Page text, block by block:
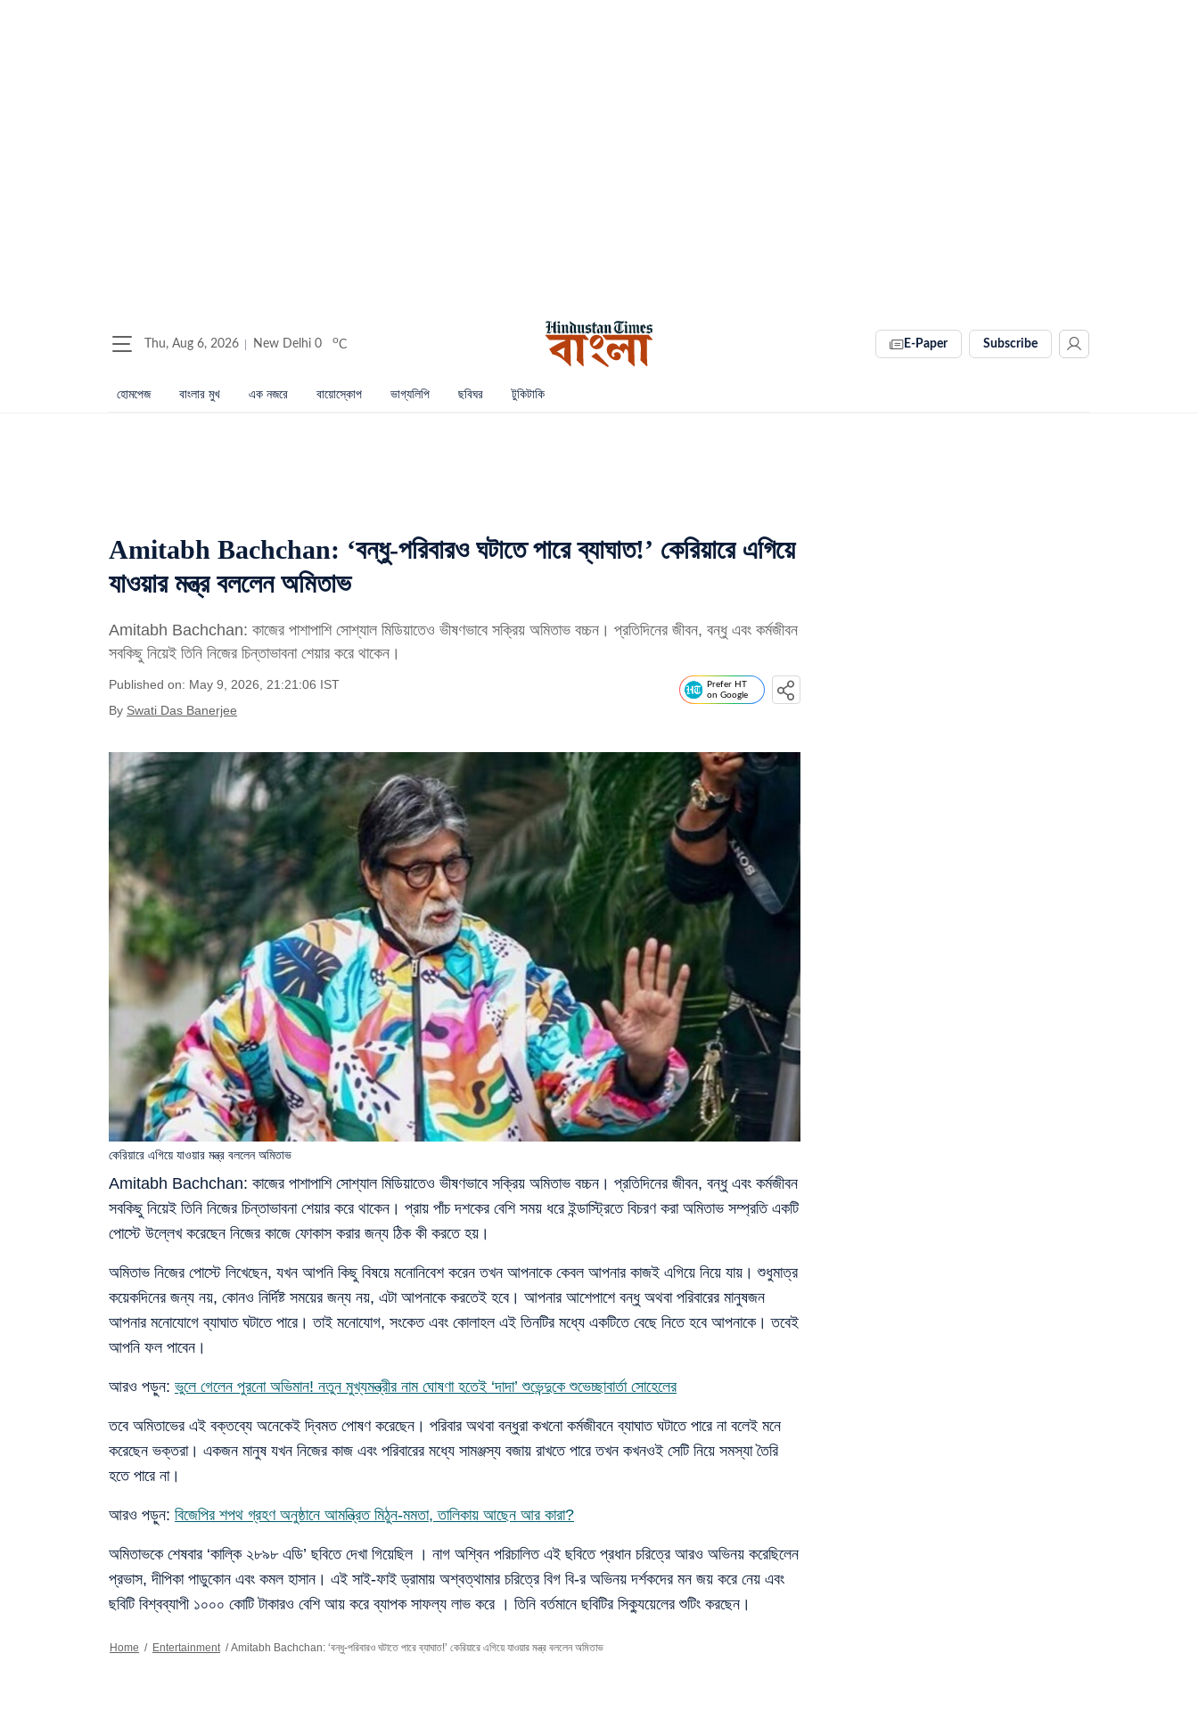
Thu, Aug 6, 2026 New Delhi 0 oC E-Paper Subscribe
হোমপেজ বাংলার মুখ এক নজরে বায়োস্কোপ ভাগ্যলিপি ছবিঘর টুকিটাকি
Amitabh Bachchan: ‘বন্ধু-পরিবারও ঘটাতে পারে ব্যাঘাত!’ কেরিয়ারে এগিয়ে
যাওয়ার মন্ত্র বললেন অমিতাভ
Amitabh Bachchan: কাজের পাশাপাশি সোশ্যাল মিডিয়াতেও ভীষণভাবে সক্রিয় অমিতাভ বচ্চন। প্রতিদিনের জীবন, বন্ধু এবং কর্মজীবন
সবকিছু নিয়েই তিনি নিজের চিন্তাভাবনা শেয়ার করে থাকেন।
Published on: May 9, 2026, 21:21:06 IST
By Swati Das Banerjee
Prefer HT
on Google
Amitabh Bachchan: কাজের পাশাপাশি সোশ্যাল মিডিয়াতেও ভীষণভাবে সক্রিয় অমিতাভ বচ্চন। প্রতিদিনের জীবন, বন্ধু এবং কর্মজীবন
সবকিছু নিয়েই তিনি নিজের চিন্তাভাবনা শেয়ার করে থাকেন। প্রায় পাঁচ দশকের বেশি সময় ধরে ইন্ডাস্ট্রিতে বিচরণ করা অমিতাভ সম্প্রতি একটি
পোস্টে উল্লেখ করেছেন নিজের কাজে ফোকাস করার জন্য ঠিক কী করতে হয়।
কেরিয়ারে এগিয়ে যাওয়ার মন্ত্র বললেন অমিতাভ
অমিতাভ নিজের পোস্টে লিখেছেন, যখন আপনি কিছু বিষয়ে মনোনিবেশ করেন তখন আপনাকে কেবল আপনার কাজই এগিয়ে নিয়ে যায়। শুধুমাত্র
কয়েকদিনের জন্য নয়, কোনও নির্দিষ্ট সময়ের জন্য নয়, এটা আপনাকে করতেই হবে। আপনার আশেপাশে বন্ধু অথবা পরিবারের মানুষজন
আপনার মনোযোগে ব্যাঘাত ঘটাতে পারে। তাই মনোযোগ, সংকেত এবং কোলাহল এই তিনটির মধ্যে একটিতে বেছে নিতে হবে আপনাকে। তবেই
আপনি ফল পাবেন।
আরও পড়ুন: ভুলে গেলেন পুরনো অভিমান! নতুন মুখ্যমন্ত্রীর নাম ঘোষণা হতেই ‘দাদা’ শুভেন্দুকে শুভেচ্ছাবার্তা সোহেলের
তবে অমিতাভের এই বক্তব্যে অনেকেই দ্বিমত পোষণ করেছেন। পরিবার অথবা বন্ধুরা কখনো কর্মজীবনে ব্যাঘাত ঘটাতে পারে না বলেই মনে
করেছেন ভক্তরা। একজন মানুষ যখন নিজের কাজ এবং পরিবারের মধ্যে সামঞ্জস্য বজায় রাখতে পারে তখন কখনওই সেটি নিয়ে সমস্যা তৈরি
হতে পারে না।
আরও পড়ুন: বিজেপির শপথ গ্রহণ অনুষ্ঠানে আমন্ত্রিত মিঠুন-মমতা, তালিকায় আছেন আর কারা?
অমিতাভকে শেষবার ‘কাল্কি ২৮৯৮ এডি’ ছবিতে দেখা গিয়েছিল । নাগ অশ্বিন পরিচালিত এই ছবিতে প্রধান চরিত্রে আরও অভিনয় করেছিলেন
প্রভাস, দীপিকা পাডুকোন এবং কমল হাসান। এই সাই-ফাই ড্রামায় অশ্বত্থামার চরিত্রে বিগ বি-র অভিনয় দর্শকদের মন জয় করে নেয় এবং
ছবিটি বিশ্বব্যাপী ১০০০ কোটি টাকারও বেশি আয় করে ব্যাপক সাফল্য লাভ করে । তিনি বর্তমানে ছবিটির সিক্যুয়েলের শুটিং করছেন।
Home / Entertainment / Amitabh Bachchan: ‘বন্ধু-পরিবারও ঘটাতে পারে ব্যাঘাত!’ কেরিয়ারে এগিয়ে যাওয়ার মন্ত্র বললেন অমিতাভ